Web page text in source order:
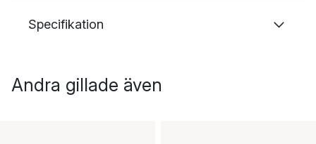
Specifikation
Andra gillade även